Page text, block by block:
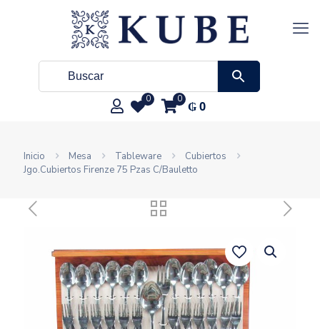
0 0 ₲0
Inicio Mesa Tableware
Cubiertos
Jgo.Cubiertos Firenze 75 Pzas C/Bauletto